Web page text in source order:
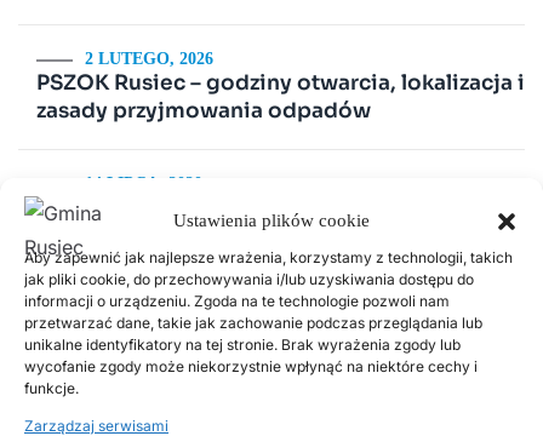
Ustawienia plików cookie
Aby zapewnić jak najlepsze wrażenia, korzystamy z technologii, takich
jak pliki cookie, do przechowywania i/lub uzyskiwania dostępu do
informacji o urządzeniu. Zgoda na te technologie pozwoli nam
przetwarzać dane, takie jak zachowanie podczas przeglądania lub
unikalne identyfikatory na tej stronie. Brak wyrażenia zgody lub
wycofanie zgody może niekorzystnie wpłynąć na niektóre cechy i
funkcje.
Zarządzaj serwisami
2 LUTEGO, 2026
PSZOK Rusiec – godziny otwarcia, lokalizacja i
zasady przyjmowania odpadów
14 LIPCA, 2020
Kurenda
30 CZERWCA, 2026
Odnawialne źródła energii w Gminie Rusiec –
edycja 2, Fundusze Europejskie